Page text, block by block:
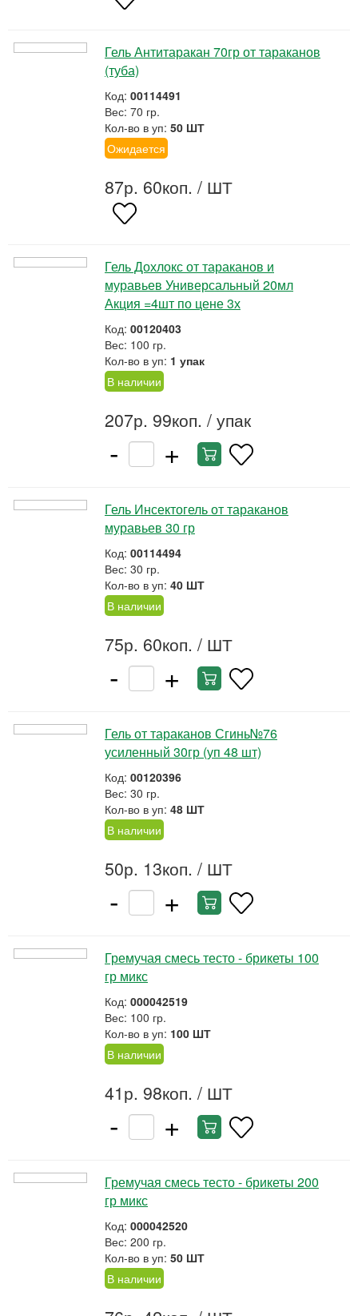
Гель Антитаракан 70гр от тараканов
(туба)
Код: 00114491
Вес: 70 гр.
Кол-во в уп: 50 ШТ
Ожидается
87р. 60коп. / ШТ
Гель Дохлокс от тараканов и
муравьев Универсальный 20мл
Акция =4шт по цене 3х
Код: 00120403
Вес: 100 гр.
Кол-во в уп: 1 упак
В наличии
207р. 99коп. / упак
- +
Гель Инсектогель от тараканов
муравьев 30 гр
Код: 00114494
Вес: 30 гр.
Кол-во в уп: 40 ШТ
В наличии
75р. 60коп. / ШТ
- +
Гель от тараканов Сгинь№76
усиленный 30гр (уп 48 шт)
Код: 00120396
Вес: 30 гр.
Кол-во в уп: 48 ШТ
В наличии
50р. 13коп. / ШТ
- +
Гремучая смесь тесто - брикеты 100
гр микс
Код: 000042519
Вес: 100 гр.
Кол-во в уп: 100 ШТ
В наличии
41р. 98коп. / ШТ
- +
Гремучая смесь тесто - брикеты 200
гр микс
Код: 000042520
Вес: 200 гр.
Кол-во в уп: 50 ШТ
В наличии